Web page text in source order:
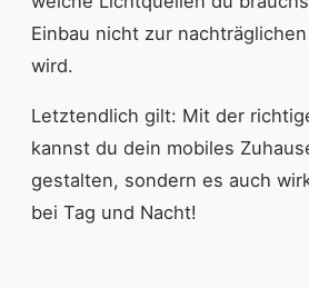
Einbau nicht zur
wird.
Letztendlich gilt: Mit der
kannst du dein mobiles
gestalten, sondern es auch
bei Tag und Nacht!